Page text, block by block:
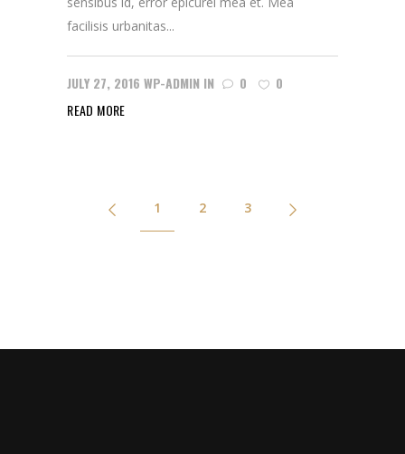
facilisis urbanitas...
JULY 27, 2016 WP-ADMIN IN 0
0
READ MORE
1 2 3